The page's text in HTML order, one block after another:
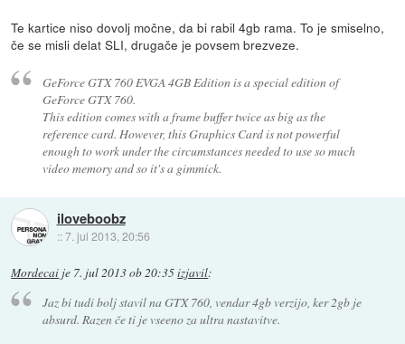
Te kartice niso dovolj močne, da bi rabil 4gb rama. To je smiselno,
če se misli delat SLI, drugače je povsem brezveze.
GeForce GTX 760 EVGA 4GB Edition is a special edition of
GeForce GTX 760.
This edition comes with a frame buffer twice as big as the
reference card. However, this Graphics Card is not powerful
enough to work under the circumstances needed to use so much
video memory and so it's a gimmick.
iloveboobz
::7. jul 2013, 20:56
Mordecai je 7. jul 2013 ob 20:35izjavil:
Jaz bi tudi bolj stavil na GTX 760, vendar 4gb verzijo, ker 2gb je
absurd. Razen če ti je vseeno za ultra nastavitve.